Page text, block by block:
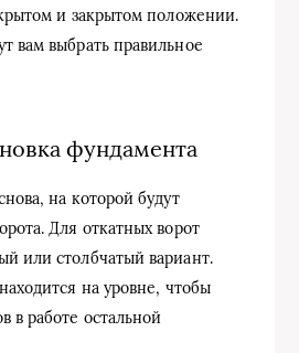
и закрытом положении.
вам выбрать правильное
фундамента
на которой будут
Для откатных ворот
или столбчатый вариант.
на уровне, чтобы
в работе остальной